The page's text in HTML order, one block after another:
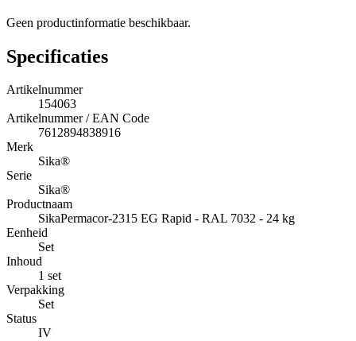
Geen productinformatie beschikbaar.
Specificaties
Artikelnummer
154063
Artikelnummer / EAN Code
7612894838916
Merk
Sika®
Serie
Sika®
Productnaam
SikaPermacor-2315 EG Rapid - RAL 7032 - 24 kg
Eenheid
Set
Inhoud
1 set
Verpakking
Set
Status
IV